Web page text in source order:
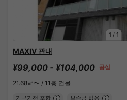
1 / 1
MAXIV 관내
¥99,000 - ¥104,000 공실
21.68㎡〜 / 11층 건물
가구가전 포함 보증금 없음